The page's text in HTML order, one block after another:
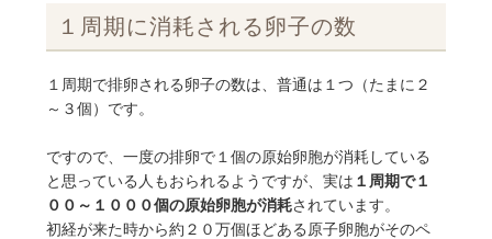
１周期に消耗される卵子の数
１周期で排卵される卵子の数は、普通は１つ（たまに２
～３個）です。
ですので、一度の排卵で１個の原始卵胞が消耗している
と思っている人もおられるようですが、実は １周期で１
００～１０００個の原始卵胞が消耗されています。
初経が来た時から約２０万個ほどある原子卵胞がそのペ